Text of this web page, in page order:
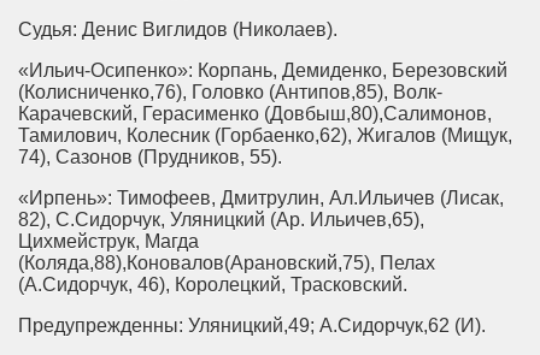
Судья: Денис Виглидов (Николаев).
«Ильич-Осипенко»: Корпань, Демиденко, Березовский
(Колисниченко,76), Головко (Антипов,85), Волк-
Карачевский, Герасименко (Довбыш,80),Салимонов,
Тамилович, Колесник (Горбаенко,62), Жигалов (Мищук,
74), Сазонов (Прудников, 55).
«Ирпень»: Тимофеев, Дмитрулин, Ал.Ильичев (Лисак,
82), С.Сидорчук, Уляницкий (Ар. Ильичев,65),
Цихмейструк, Магда
(Коляда,88),Коновалов(Арановский,75), Пелах
(А.Сидорчук, 46), Королецкий, Трасковский.
Предупрежденны: Уляницкий,49; А.Сидорчук,62 (И).